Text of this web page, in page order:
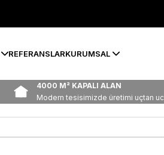
REFERANSLARKURUMSAL
4000 M² KAPALI ALAN
Modern tesisimizde üretimi uçtan